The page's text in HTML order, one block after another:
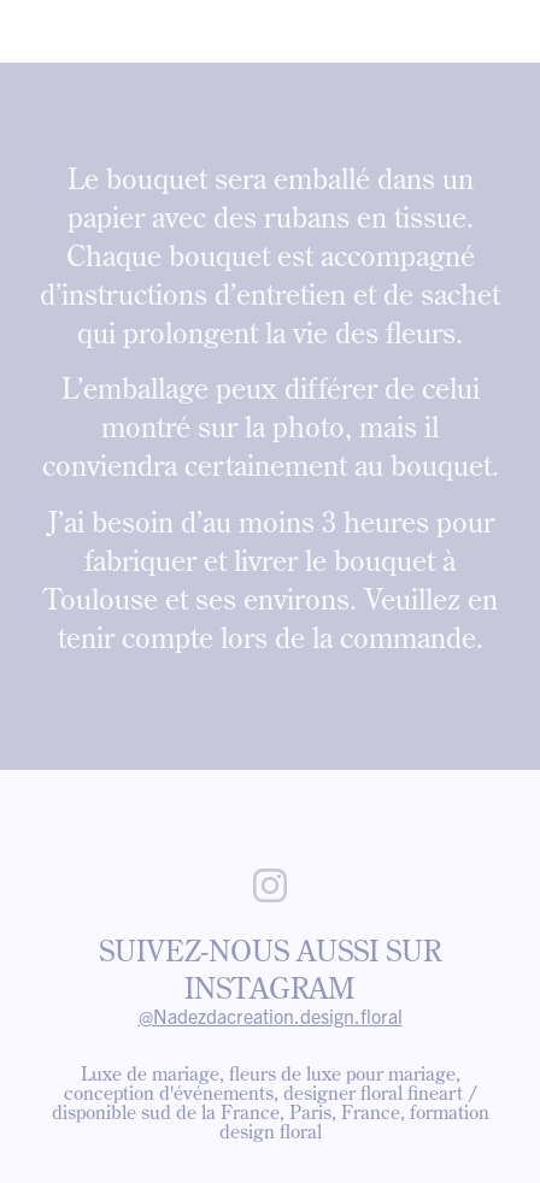
Le bouquet sera emballé dans un
papier avec des rubans en tissue.
Chaque bouquet est accompagné
d’instructions d’entretien et de sachet
qui prolongent la vie des fleurs.
L’emballage peux différer de celui
montré sur la photo, mais il
conviendra certainement au bouquet.
J’ai besoin d’au moins 3 heures pour
fabriquer et livrer le bouquet à
Toulouse et ses environs. Veuillez en
tenir compte lors de la commande.
SUIVEZ-NOUS AUSSI SUR
INSTAGRAM
@Nadezdacreation.design.floral
Luxe de mariage, fleurs de luxe pour mariage,
conception d'événements, designer floral fineart /
disponible sud de la France, Paris, France, formation
design floral